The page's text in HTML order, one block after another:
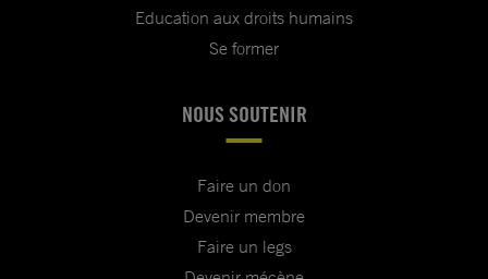
Education aux droits humains
Se former
NOUS SOUTENIR
Faire un don
Devenir membre
Faire un legs